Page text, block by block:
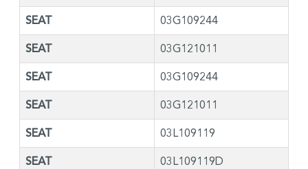
SEAT 03G109244
SEAT 03G121011
SEAT 03G109244
SEAT 03G121011
SEAT 03L109119
SEAT 03L109119D